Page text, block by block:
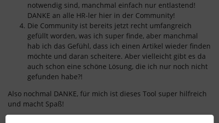
notwendig sind, manchmal einfach nur entlastend!
DANKE an alle HR-ler hier in der Community!
Die Community ist bereits jetzt recht umfangreich
gefüllt worden, was ich super finde, aber manchmal
hab ich das Gefühl, dass ich einen Artikel wieder finden
möchte und daran scheitere. Aber vielleicht gibt es da
auch schon eine schöne Lösung, die ich nur noch nicht
gefunden habe?!
Also nochmal DANKE, für mich ist dieses Tool super hilfreich
und macht Spaß!
Ein sonniges Wochenende aus Berlin,